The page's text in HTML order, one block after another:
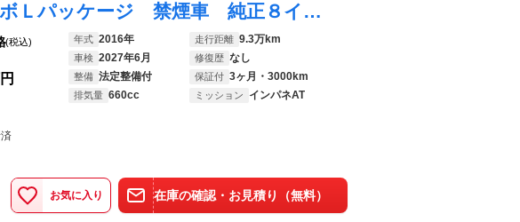
Ｎ－ＢＯＸカスタム Ｇ・ターボＬパッケージ 禁煙車 純正８インチナビ バックカメラ 両側パワースライドドア クルーズコントロール ＥＴＣ スマートキー ＨＩＤヘッド Ｂｌｕｅｔｏｏｔｈ再生 オートエアコン パドルシフト 純正１５インチアルミ
(税込) 年式 2016年 走行距離 9.3万km
車検 2027年6月 修復歴 なし
整備 法定整備付 保証付 3ヶ月・3000km
排気量 660cc ミッション インパネAT
お気に入り 在庫の確認・お見積り（無料）